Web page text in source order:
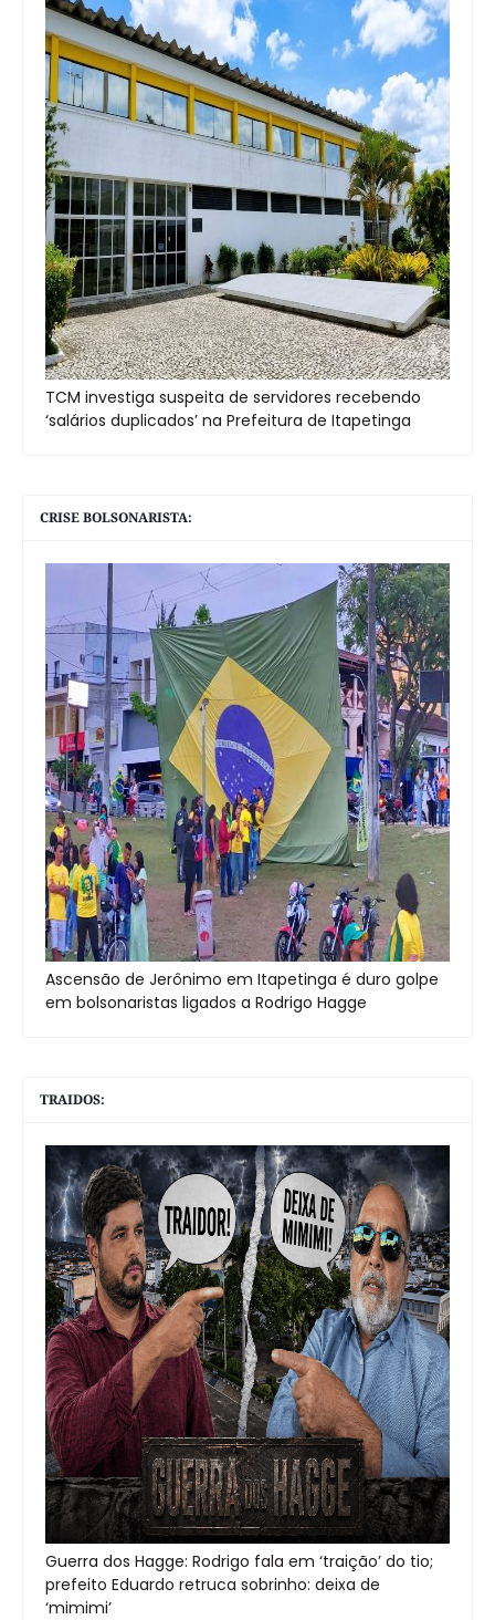
TCM investiga suspeita de servidores recebendo
‘salários duplicados’ na Prefeitura de Itapetinga
CRISE BOLSONARISTA:
Ascensão de Jerônimo em Itapetinga é duro golpe
em bolsonaristas ligados a Rodrigo Hagge
TRAIDOS:
Guerra dos Hagge: Rodrigo fala em ‘traição’ do tio;
prefeito Eduardo retruca sobrinho: deixa de
‘mimimi’